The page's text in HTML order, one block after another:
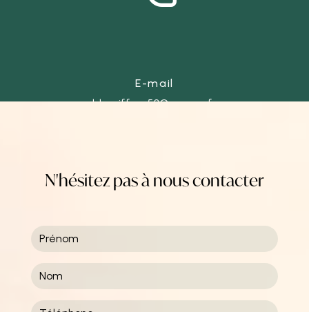
E-mail
ld-coiffure50@orange.fr
N'hésitez pas à nous contacter